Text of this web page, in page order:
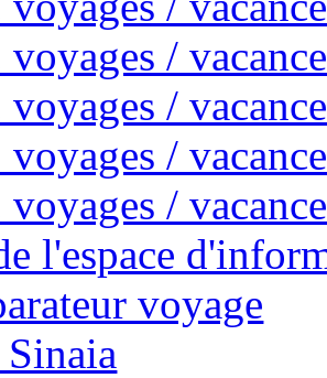
/
/
/
/
l'espace
voyage